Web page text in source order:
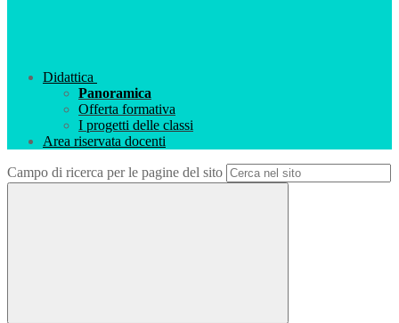
Didattica
Panoramica
Offerta formativa
I progetti delle classi
Area riservata docenti
Campo di ricerca per le pagine del sito